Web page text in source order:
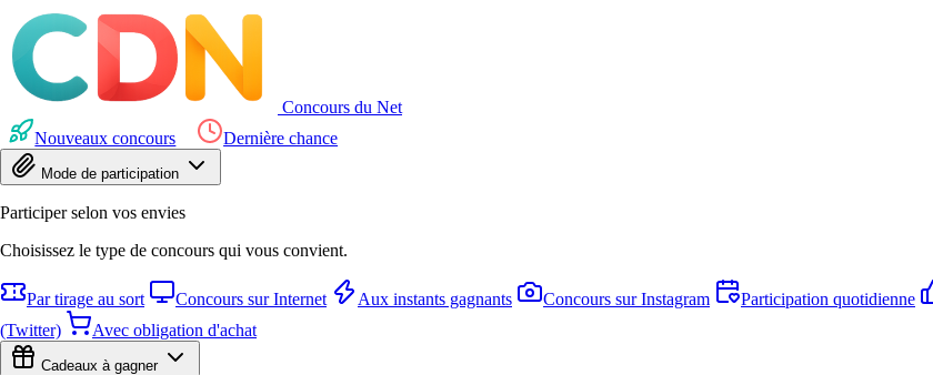
Concours du Net
Nouveaux concours
Dernière chance
Mode de participation
Participer selon vos envies
Choisissez le type de concours qui vous convient.
Par tirage au sort Concours sur Internet Aux instants gagnants Concours sur Instagram Participation quotidienne
(Twitter)
Avec obligation d'achat
Cadeaux à gagner